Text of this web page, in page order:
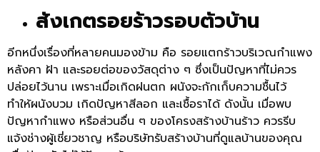
สังเกตรอยร้าวรอบตัวบ้าน
อีกหนึ่งเรื่องที่หลายคนมองข้าม คือ รอยแตกร้าวบริเวณกำแพง
หลังคา ฝ้า และรอยต่อของวัสดุต่าง ๆ ซึ่งเป็นปัญหาที่ไม่ควร
ปล่อยไว้นาน เพราะเมื่อเกิดฝนตก ผนังจะกักเก็บความชื้นไว้
ทำให้ผนังบวม เกิดปัญหาสีลอก และเชื้อราได้ ดังนั้น เมื่อพบ
ปัญหากำแพง หรือส่วนอื่น ๆ ของโครงสร้างบ้านร้าว ควรรีบ
แจ้งช่างผู้เชี่ยวชาญ หรือบริษัทรับสร้างบ้านที่ดูแลบ้านของคุณ